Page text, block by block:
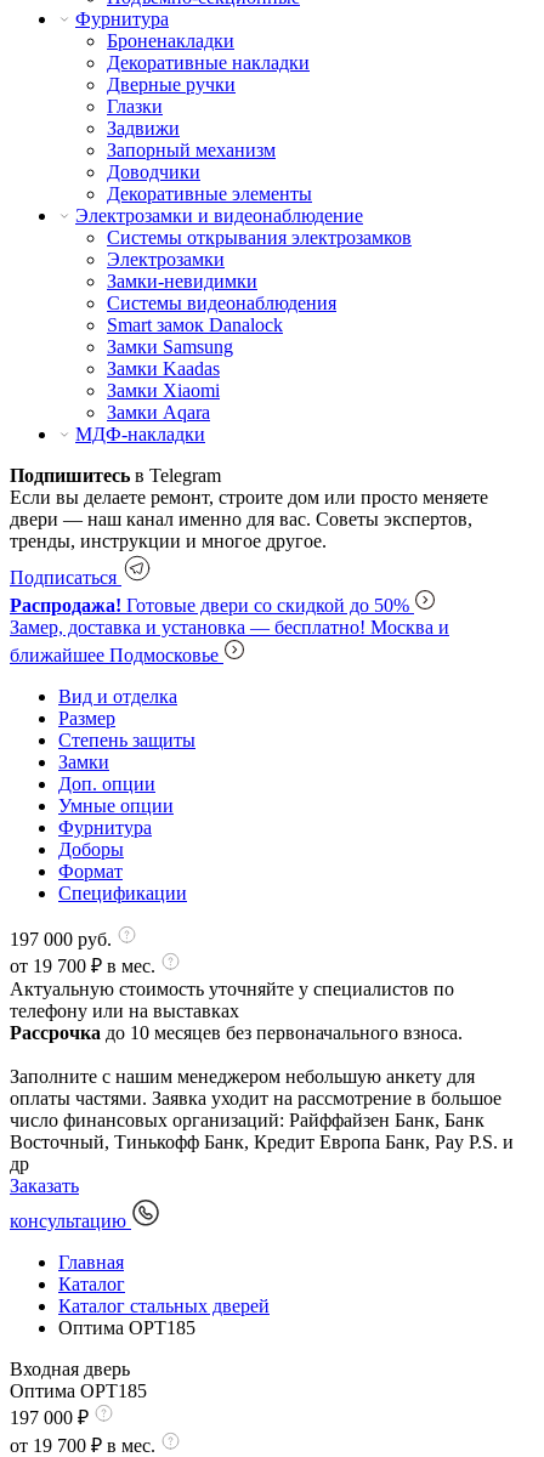
Фурнитура
Броненакладки
Декоративные накладки
Дверные ручки
Глазки
Задвижи
Запорный механизм
Доводчики
Декоративные элементы
Электрозамки и видеонаблюдение
Системы открывания электрозамков
Электрозамки
Замки-невидимки
Системы видеонаблюдения
Smart замок Danalock
Замки Samsung
Замки Kaadas
Замки Xiaomi
Замки Aqara
МДФ-накладки
Подпишитесь в Telegram
Если вы делаете ремонт, строите дом или просто меняете
двери — наш канал именно для вас. Советы экспертов,
тренды, инструкции и многое другое.
Подписаться
Распродажа! Готовые двери со скидкой до 50%
Замер, доставка и установка — бесплатно! Москва и
ближайшее Подмосковье
Вид и отделка
Размер
Степень защиты
Замки
Доп. опции
Умные опции
Фурнитура
Доборы
Формат
Спецификации
197 000 руб.
от 19 700 ₽ в мес.
Актуальную стоимость уточняйте у специалистов по
телефону или на выставках
Рассрочка до 10 месяцев без первоначального взноса.
Заполните с нашим менеджером небольшую анкету для
оплаты частями. Заявка уходит на рассмотрение в большое
число финансовых организаций: Райффайзен Банк, Банк
Восточный, Тинькофф Банк, Кредит Европа Банк, Pay P.S. и
др
Заказать
консультацию
Главная
Каталог
Каталог стальных дверей
Оптима OPT185
Входная дверь
Оптима OPT185
197 000 ₽
от 19 700 ₽ в мес.